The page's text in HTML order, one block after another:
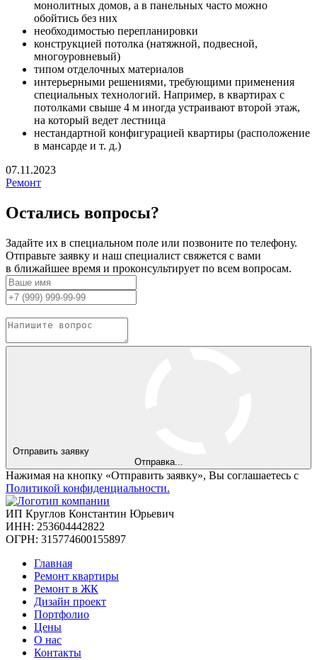
монолитных домов, а в панельных часто можно
обойтись без них
необходимостью перепланировки
конструкцией потолка (натяжной, подвесной,
многоуровневый)
типом отделочных материалов
интерьерными решениями, требующими применения
специальных технологий. Например, в квартирах с
потолками свыше 4 м иногда устраивают второй этаж,
на который ведет лестница
нестандартной конфигурацией квартиры (расположение
в мансарде и т. д.)
07.11.2023
Ремонт
Остались вопросы?
Задайте их в специальном поле или позвоните по телефону.
Отправьте заявку и наш специалист свяжется с вами
в ближайшее время и проконсультирует по всем вопросам.
Отправить заявку
Отправка...
Нажимая на кнопку «Отправить заявку», Вы соглашаетесь с
Политикой конфиденциальности.
ИП Круглов Константин Юрьевич
ИНН: 253604442822
ОГРН: 315774600155897
Главная
Ремонт квартиры
Ремонт в ЖК
Дизайн проект
Портфолио
Цены
О нас
Контакты